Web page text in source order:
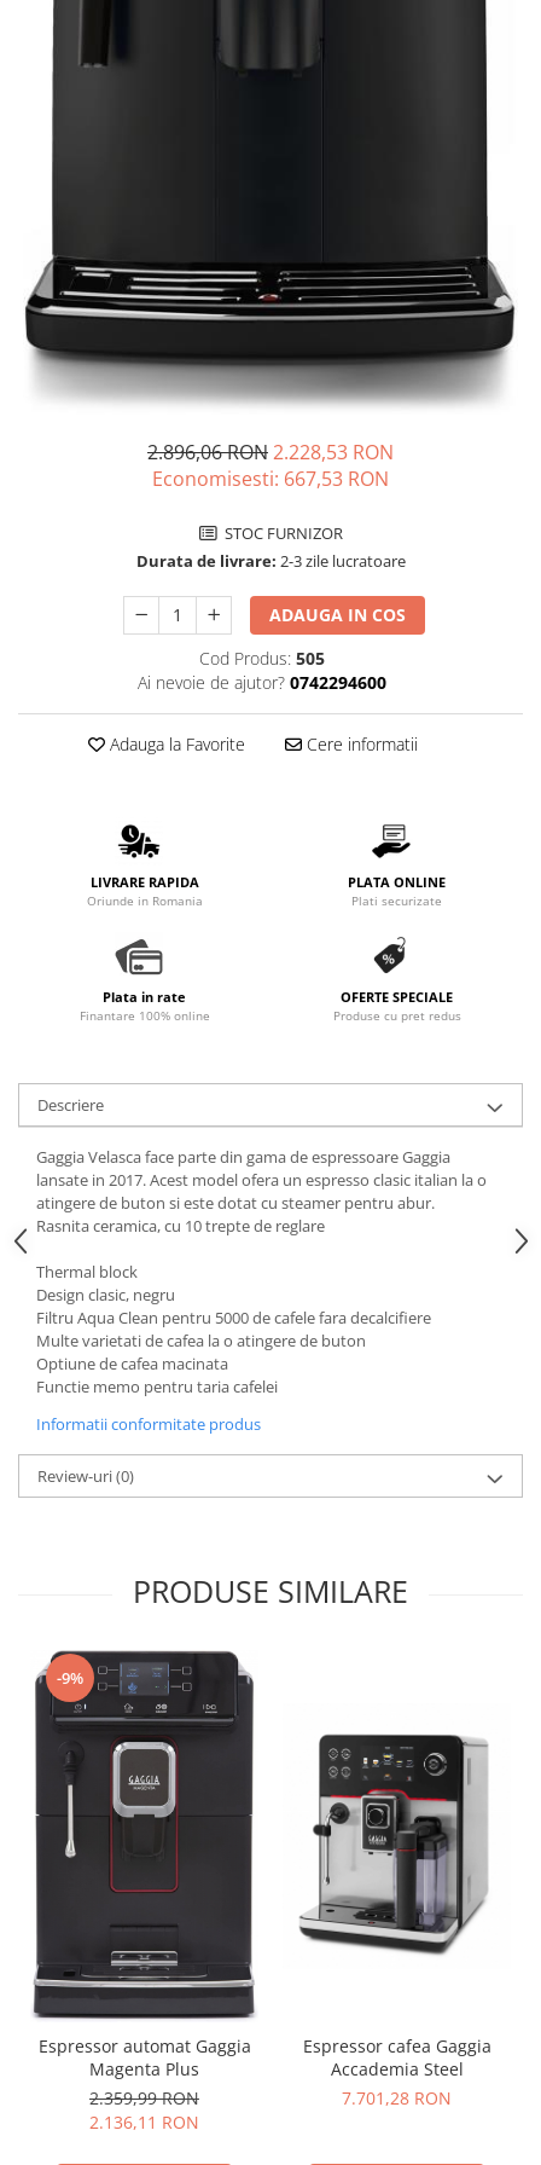
2.896,06 RON2.228,53 RON
Economisesti: 667,53 RON
STOC FURNIZOR
Durata de livrare: 2-3 zile lucratoare
ADAUGA IN COS
Cod Produs: 505
Ai nevoie de ajutor? 0742294600
Adauga la Favorite Cere informatii
LIVRARE RAPIDA
Oriunde in Romania
PLATA ONLINE
Plati securizate
Plata in rate
Finantare 100% online
OFERTE SPECIALE
Produse cu pret redus
Descriere
Gaggia Velasca face parte din gama de espressoare Gaggia
lansate in 2017. Acest model ofera un espresso clasic italian la o
atingere de buton si este dotat cu steamer pentru abur.
Rasnita ceramica, cu 10 trepte de reglare
Thermal block
Design clasic, negru
Filtru Aqua Clean pentru 5000 de cafele fara decalcifiere
Multe varietati de cafea la o atingere de buton
Optiune de cafea macinata
Functie memo pentru taria cafelei
Informatii conformitate produs
Review-uri(0)
PRODUSE SIMILARE
-9%
Espressor automat Gaggia
Magenta Plus
2.359,99 RON
2.136,11 RON
Espressor cafea Gaggia
Accademia Steel
7.701,28 RON